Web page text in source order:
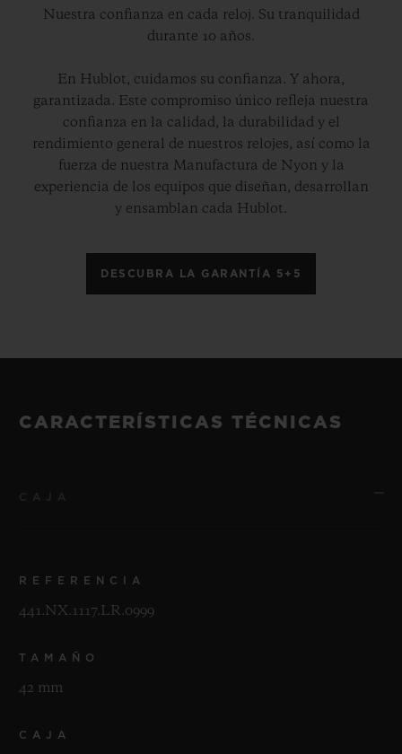
Nuestra confianza en cada reloj. Su tranquilidad
durante 10 años.
En Hublot, cuidamos su confianza. Y ahora,
garantizada. Este compromiso único refleja nuestra
confianza en la calidad, la durabilidad y el
rendimiento general de nuestros relojes, así como la
fuerza de nuestra Manufactura de Nyon y la
experiencia de los equipos que diseñan, desarrollan
y ensamblan cada Hublot.
DESCUBRA LA GARANTÍA 5+5
CARACTERÍSTICAS TÉCNICAS
REFERENCIA
441.NX.1117.LR.0999
TAMAÑO
42 mm
CAJA